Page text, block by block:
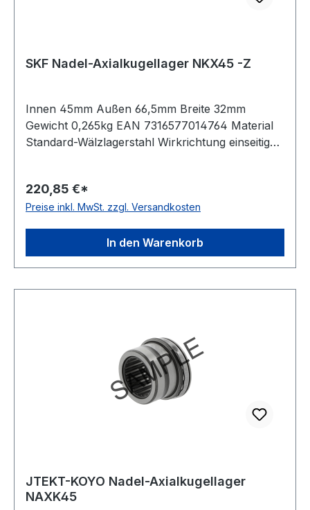
SKF Nadel-Axialkugellager NKX45 -Z
Innen 45mm Außen 66,5mm Breite 32mm
Gewicht 0,265kg EAN 7316577014764 Material
Standard-Wälzlagerstahl Wirkrichtung einseitig
ABEC 1 Käfig Stahlblechkäfig Ausführung
selbsthaltend Schmierung für Fettschmierung
220,85 €*
Preise inkl. MwSt. zzgl. Versandkosten
In den Warenkorb
JTEKT-KOYO Nadel-Axialkugellager
NAXK45